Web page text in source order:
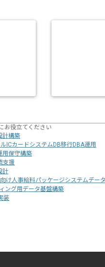
お役立てください
計構築
ICカードシステムDB移行DBA運用
用保守構築
支援
計
け人事給料パッケージシステムデー
ング用データ基盤構築
装